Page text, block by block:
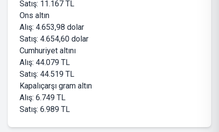
Satış: 11.167 TL
Ons altın
Alış: 4.653,98 dolar
Satış: 4.654,60 dolar
Cumhuriyet altını
Alış: 44.079 TL
Satış: 44.519 TL
Kapalıçarşı gram altın
Alış: 6.749 TL
Satış: 6.989 TL